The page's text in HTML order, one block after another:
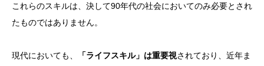
これらのスキルは、決して90年代の社会においてのみ必要とされ
たものではありません。
現代においても、 「ライフスキル」は重要視されており、近年ま